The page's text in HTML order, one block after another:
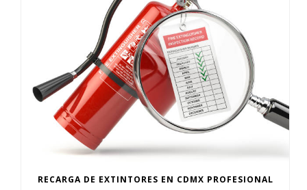
RECARGA DE EXTINTORES EN CDMX PROFESIONAL